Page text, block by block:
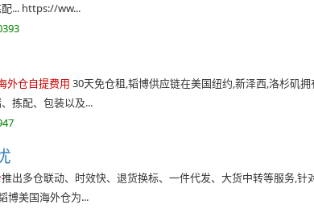
... https://ww...
外仓自提费用 30天免仓租,韬博供应链在美国纽约,新泽西,洛杉矶
拣配、包装以及...
推出多仓联动、时效快、退货换标、一件代发、大货中转等服务,针
博美国海外仓为...